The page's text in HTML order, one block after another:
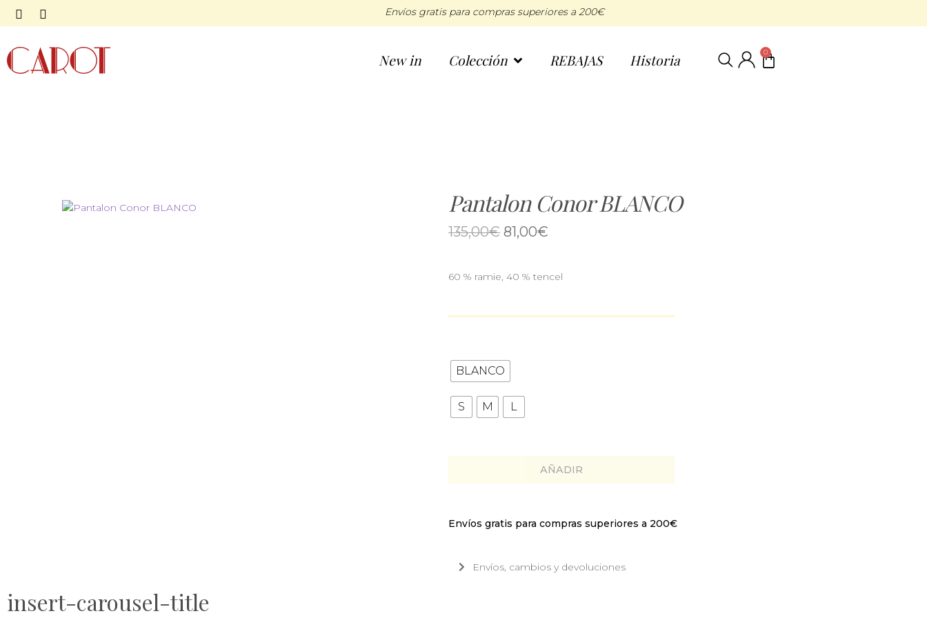
Envíos gratis para compras superiores a 200€
New in Colección REBAJAS Historia 0
Pantalon Conor BLANCO
135,00€ 81,00€
60 % ramie, 40 % tencel
BLANCO
S M L
AÑADIR
Envíos gratis para compras superiores a 200€
Envíos, cambios y devoluciones
insert-carousel-title